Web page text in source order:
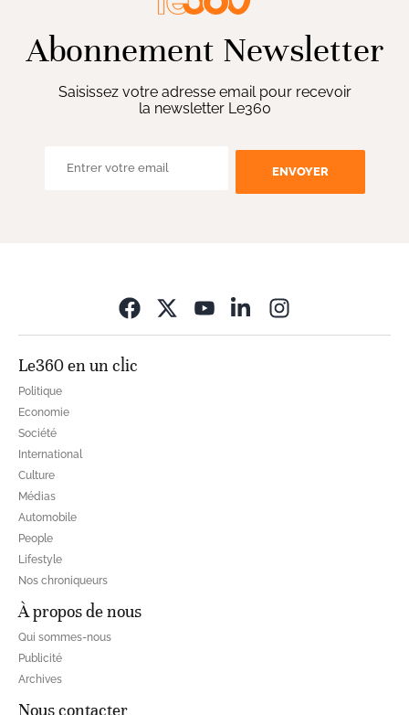
Abonnement Newsletter
Saisissez votre adresse email pour recevoir
la newsletter Le360
ENVOYER
Le360 en un clic
Politique
Economie
Société
International
Culture
Médias
Automobile
People
Lifestyle
Nos chroniqueurs
À propos de nous
Qui sommes-nous
Publicité
Archives
Nous contacter